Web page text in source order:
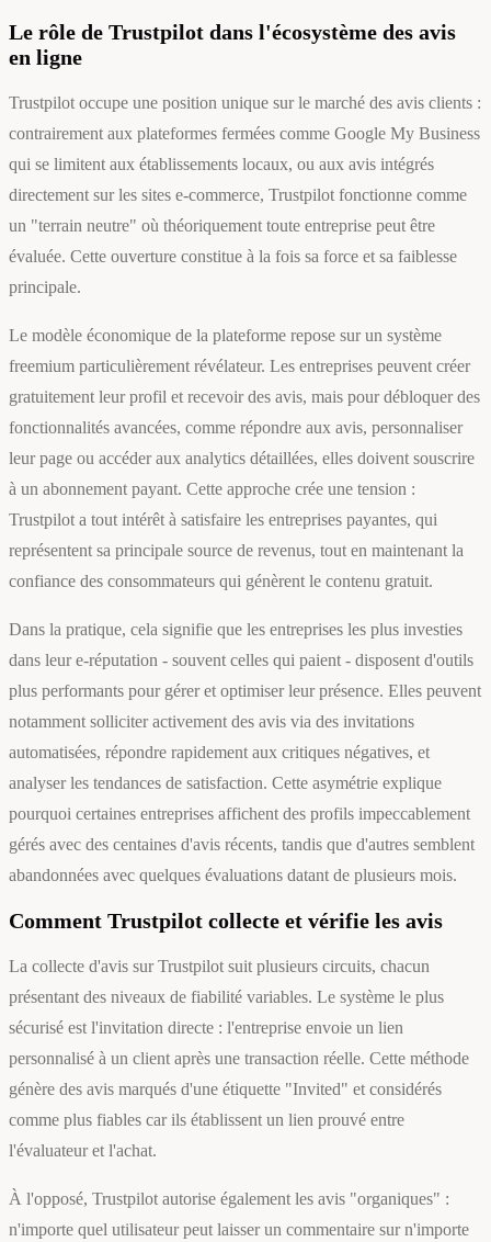
Le rôle de Trustpilot dans l'écosystème des avis
en ligne
Trustpilot occupe une position unique sur le marché des avis clients :
contrairement aux plateformes fermées comme Google My Business
qui se limitent aux établissements locaux, ou aux avis intégrés
directement sur les sites e-commerce, Trustpilot fonctionne comme
un "terrain neutre" où théoriquement toute entreprise peut être
évaluée. Cette ouverture constitue à la fois sa force et sa faiblesse
principale.
Le modèle économique de la plateforme repose sur un système
freemium particulièrement révélateur. Les entreprises peuvent créer
gratuitement leur profil et recevoir des avis, mais pour débloquer des
fonctionnalités avancées, comme répondre aux avis, personnaliser
leur page ou accéder aux analytics détaillées, elles doivent souscrire
à un abonnement payant. Cette approche crée une tension :
Trustpilot a tout intérêt à satisfaire les entreprises payantes, qui
représentent sa principale source de revenus, tout en maintenant la
confiance des consommateurs qui génèrent le contenu gratuit.
Dans la pratique, cela signifie que les entreprises les plus investies
dans leur e-réputation - souvent celles qui paient - disposent d'outils
plus performants pour gérer et optimiser leur présence. Elles peuvent
notamment solliciter activement des avis via des invitations
automatisées, répondre rapidement aux critiques négatives, et
analyser les tendances de satisfaction. Cette asymétrie explique
pourquoi certaines entreprises affichent des profils impeccablement
gérés avec des centaines d'avis récents, tandis que d'autres semblent
abandonnées avec quelques évaluations datant de plusieurs mois.
Comment Trustpilot collecte et vérifie les avis
La collecte d'avis sur Trustpilot suit plusieurs circuits, chacun
présentant des niveaux de fiabilité variables. Le système le plus
sécurisé est l'invitation directe : l'entreprise envoie un lien
personnalisé à un client après une transaction réelle. Cette méthode
génère des avis marqués d'une étiquette "Invited" et considérés
comme plus fiables car ils établissent un lien prouvé entre
l'évaluateur et l'achat.
À l'opposé, Trustpilot autorise également les avis "organiques" :
n'importe quel utilisateur peut laisser un commentaire sur n'importe